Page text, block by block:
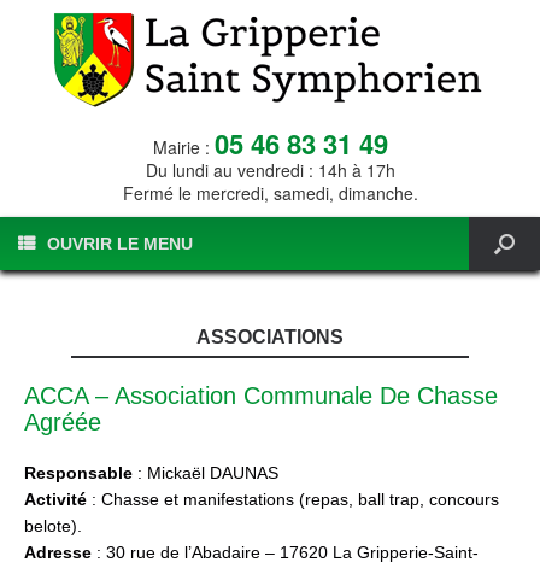
Mairie : 05 46 83 31 49
Du lundi au vendredi : 14h à 17h
Fermé le mercredi, samedi, dimanche.
OUVRIR LE MENU
ASSOCIATIONS
ACCA – Association Communale De Chasse
Agréée
Responsable : Mickaël DAUNAS
Activité : Chasse et manifestations (repas, ball trap, concours
belote).
Adresse : 30 rue de l’Abadaire – 17620 La Gripperie-Saint-